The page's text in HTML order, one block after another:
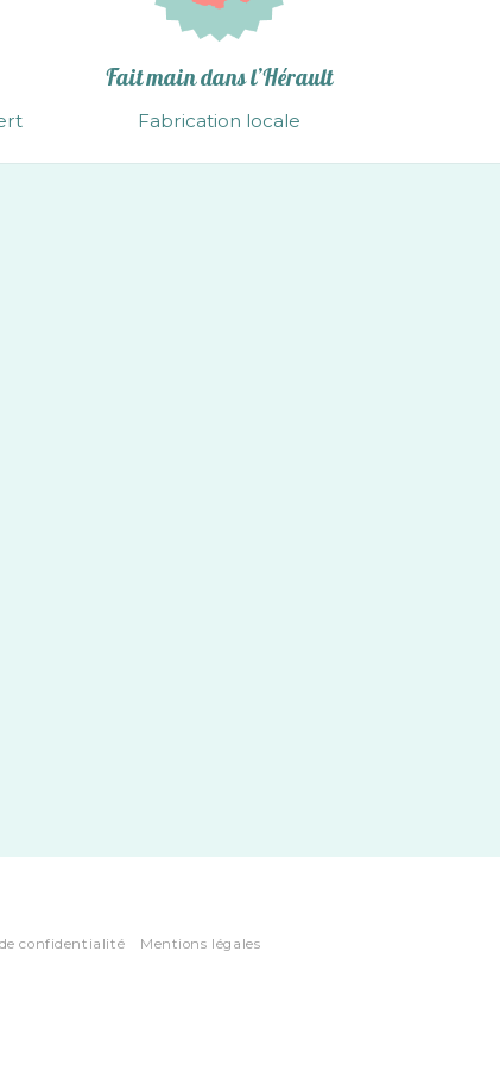
Fait main dans l’Hérault
Fabrication locale
confidentialité Mentions légales